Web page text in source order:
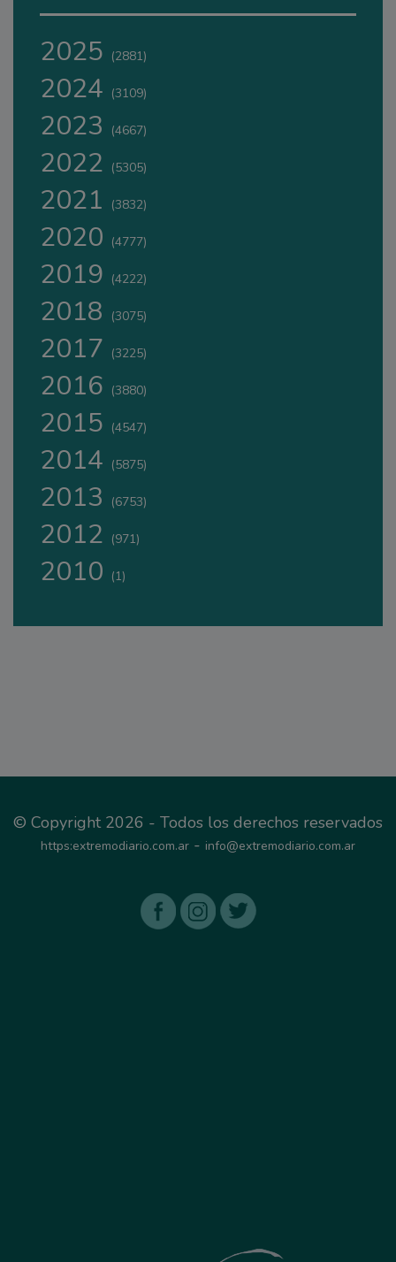
2025 (2881)
2024 (3109)
2023 (4667)
2022 (5305)
2021 (3832)
2020 (4777)
2019 (4222)
2018 (3075)
2017 (3225)
2016 (3880)
2015 (4547)
2014 (5875)
2013 (6753)
2012 (971)
2010 (1)
© Copyright 2026 - Todos los derechos reservados
https:extremodiario.com.ar - info@extremodiario.com.ar